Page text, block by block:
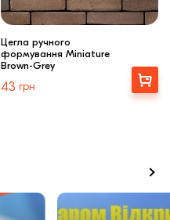
Цегла ручного
формування Miniature
Brown-Grey
43 грн
Вибрати